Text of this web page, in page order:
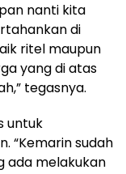
nanti kita
di
ritel maupun
yang di atas
tegasnya.
untuk
“Kemarin sudah
ada melakukan